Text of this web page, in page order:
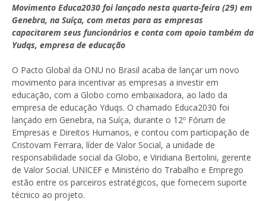
Movimento Educa2030 foi lançado nesta quarta-feira (29) em
Genebra, na Suíça, com metas para as empresas
capacitarem seus funcionários e conta com apoio também da
Yudqs, empresa de educação
O Pacto Global da ONU no Brasil acaba de lançar um novo
movimento para incentivar as empresas a investir em
educação, com a Globo como embaixadora, ao lado da
empresa de educação Yduqs. O chamado Educa2030 foi
lançado em Genebra, na Suíça, durante o 12º Fórum de
Empresas e Direitos Humanos, e contou com participação de
Cristovam Ferrara, líder de Valor Social, a unidade de
responsabilidade social da Globo, e Viridiana Bertolini, gerente
de Valor Social. UNICEF e Ministério do Trabalho e Emprego
estão entre os parceiros estratégicos, que fornecem suporte
técnico ao projeto.